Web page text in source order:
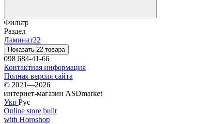
Фильтр
Раздел
Ламинат22
Показать 22 товара
098 684-41-66
Контактная информация
Полная версия сайта
© 2021—2026
интернет-магазин ASDmarket
Укр Рус
Online store built
with Horoshop